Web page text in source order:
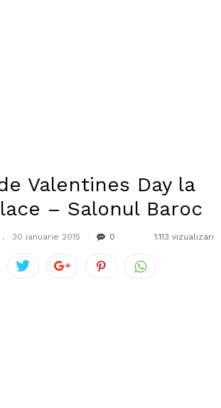
Valentines Day la
– Salonul Baroc
30 ianuarie 2015 0 1.113 vizualizari